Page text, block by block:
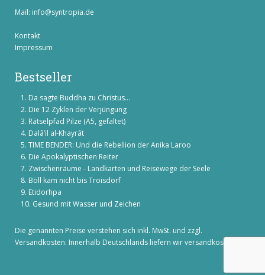
Mail: info@syntropia.de
Kontakt
Impressum
Bestseller
Da sagte Buddha zu Christus...
Die 12 Zyklen der Verjüngung
Rätselpfad Pilze (A5, gefaltet)
Dalâ’il al-Khayrât
TIME BENDER: Und die Rebellion der Anika Laroo
Die Apokalyptischen Reiter
Zwischenräume - Landkarten und Reisewege der Seele
Böll kam nicht bis Troisdorf
Etidorhpa
Gesund mit Wasser und Zeichen
Die genannten Preise verstehen sich inkl. MwSt. und zzgl.
Versandkosten. Innerhalb Deutschlands liefern wir versandkostenfrei!